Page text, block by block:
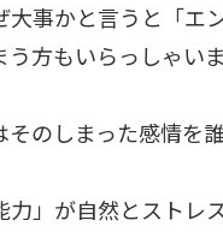
大事かと言うと「エ
方もいらっしゃいま
そのしまった感情を
力」が自然とストレ